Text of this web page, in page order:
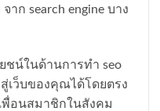
าก search engine บาง
ชน์ในด้านการทำ seo
เว็บของคุณได้โดยตรง
อนสมาชิกในสังคม